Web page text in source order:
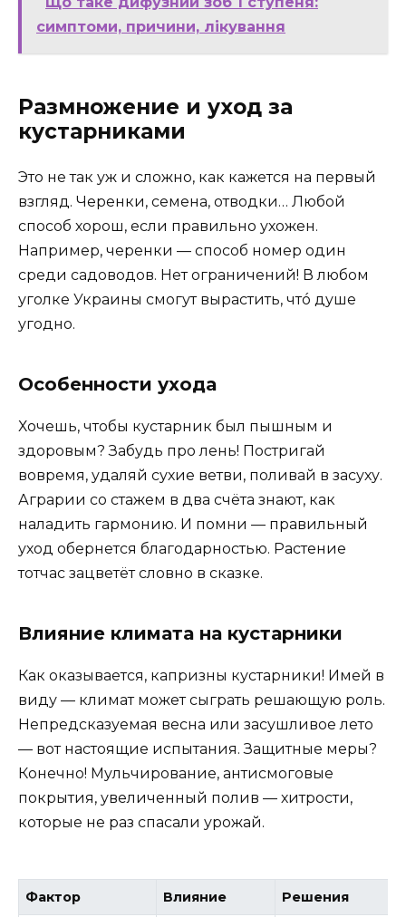
симптоми, причини, лікування
Размножение и уход за
кустарниками
Это не так уж и сложно, как кажется на первый
взгляд. Черенки, семена, отводки… Любой
способ хорош, если правильно ухожен.
Например, черенки — способ номер один
среди садоводов. Нет ограничений! В любом
уголке Украины смогут вырастить, чтó душе
угодно.
Особенности ухода
Хочешь, чтобы кустарник был пышным и
здоровым? Забудь про лень! Постригай
вовремя, удаляй сухие ветви, поливай в засуху.
Аграрии со стажем в два счёта знают, как
наладить гармонию. И помни — правильный
уход обернется благодарностью. Растение
тотчас зацветёт словно в сказке.
Влияние климата на кустарники
Как оказывается, капризны кустарники! Имей в
виду — климат может сыграть решающую роль.
Непредсказуемая весна или засушливое лето
— вот настоящие испытания. Защитные меры?
Конечно! Мульчирование, антисмоговые
покрытия, увеличенный полив — хитрости,
которые не раз спасали урожай.
Фактор Влияние Решения